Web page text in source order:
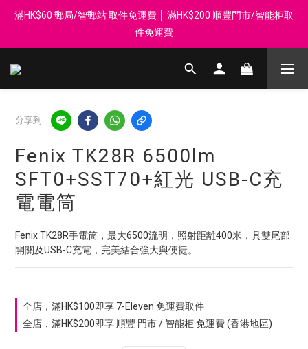
登記會員享每$50回贈$1 │ 滿HK$899 送 N-rit Campack Towel 吸
汗毛巾 韓國制 送完即止
滿HK$60 郵局/智郵站 取件免運費 │ 滿HK$200 順豐門市/智能柜取
件免運費
Whatsapp 98569349 │ 歡迎團體採購, 報價查詢, 接受採購卡
登記會員享每$50回贈$1 │ 滿HK$899 送 N-rit Campack Towel 吸
汗毛巾 韓國制 送完即止
分享到
Fenix TK28R 6500lm
SFT0+SST70+紅光 USB-C充
電電筒
Fenix TK28R手電筒，最大6500流明，照射距離400米，具雙尾部
開關及USB-C充電，完美結合強大與便捷。
全店，滿HK$100即享 7-Eleven 免運費取件
全店，滿HK$200即享 順豐 門市 / 智能柜 免運費 (香港地區)